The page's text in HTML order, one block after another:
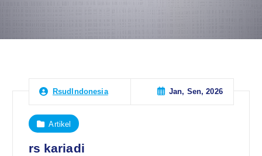
RsudIndonesia Jan, Sen, 2026
Artikel
rs kariadi